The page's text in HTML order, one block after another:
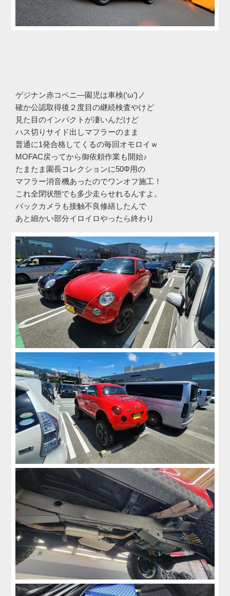
ゲジナン赤コペニ―園児は車検(‘ω’)ノ
確か公認取得後２度目の継続検査やけど
見た目のインパクトが凄いんだけど
ハス切りサイド出しマフラーのまま
普通に1発合格してくるの毎回オモロイｗ
MOFAC戻ってから御依頼作業も開始♪
たまたま園長コレクションに50Φ用の
マフラー消音機あったのでワンオフ施工！
これ全閉状態でも多少走らせれるんすよ。
バックカメラも接触不良修繕したんで
あと細かい部分イロイロやったら終わり